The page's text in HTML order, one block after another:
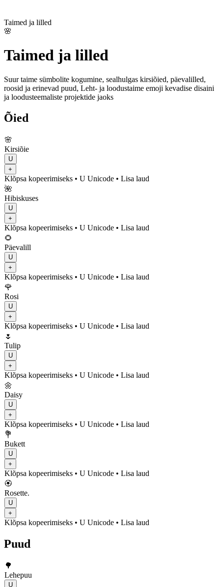
Taimed ja lilled
🌸
Taimed ja lilled
Suur taime sümbolite kogumine, sealhulgas kirsiõied, päevalilled,
roosid ja erinevad puud, Leht- ja loodustaime emoji kevadise disaini
ja loodusteemaliste projektide jaoks
Õied
🌸
Kirsiõie
U
+
Klõpsa kopeerimiseks • U Unicode • Lisa laud
🌺
Hibiskuses
U
+
Klõpsa kopeerimiseks • U Unicode • Lisa laud
🌻
Päevalill
U
+
Klõpsa kopeerimiseks • U Unicode • Lisa laud
🌹
Rosi
U
+
Klõpsa kopeerimiseks • U Unicode • Lisa laud
🌷
Tulip
U
+
Klõpsa kopeerimiseks • U Unicode • Lisa laud
🌼
Daisy
U
+
Klõpsa kopeerimiseks • U Unicode • Lisa laud
💐
Bukett
U
+
Klõpsa kopeerimiseks • U Unicode • Lisa laud
🏵️
Rosette.
U
+
Klõpsa kopeerimiseks • U Unicode • Lisa laud
Puud
🌳
Lehepuu
U